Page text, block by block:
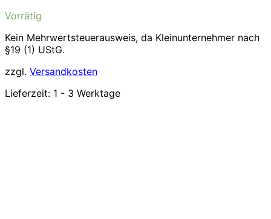
Vorrätig
Kein Mehrwertsteuerausweis, da Kleinunternehmer nach
§19 (1) UStG.
zzgl. Versandkosten
Lieferzeit: 1 - 3 Werktage